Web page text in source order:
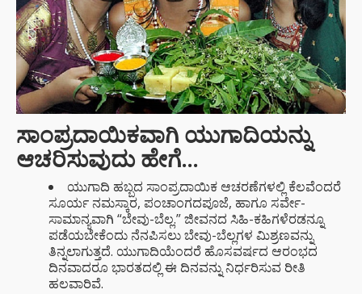
ಸಾಂಪ್ರದಾಯಿಕವಾಗಿ ಯುಗಾದಿಯನ್ನು
ಆಚರಿಸುವುದು ಹೇಗೆ…
ಯುಗಾದಿ ಹಬ್ಬದ ಸಾಂಪ್ರದಾಯಿಕ ಆಚರಣೆಗಳಲ್ಲಿ ಕೆಲವೆಂದರೆ
ಸೂರ್ಯ ನಮಸ್ಕಾರ, ಪಂಚಾಂಗದಪೂಜೆ, ಹಾಗೂ ಸರ್ವೇ-
ಸಾಮಾನ್ಯವಾಗಿ “ಬೇವು-ಬೆಲ್ಲ.” ಜೀವನದ ಸಿಹಿ-ಕಹಿಗಳೆರಡನ್ನೂ
ಪಡೆಯಬೇಕೆಂದು ನೆನಪಿಸಲು ಬೇವು-ಬೆಲ್ಲಗಳ ಮಿಶ್ರಣವನ್ನು
ತಿನ್ನಲಾಗುತ್ತದೆ. ಯುಗಾದಿಯೆಂದರೆ ಹೊಸವರ್ಷದ ಆರಂಭದ
ದಿನವಾದರೂ ಭಾರತದಲ್ಲಿ ಈ ದಿನವನ್ನು ನಿರ್ಧರಿಸುವ ರೀತಿ
ಹಲವಾರಿವೆ.